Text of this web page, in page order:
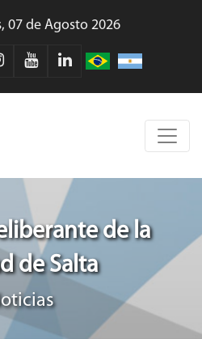
07 de Agosto 2026
de la
de Salta